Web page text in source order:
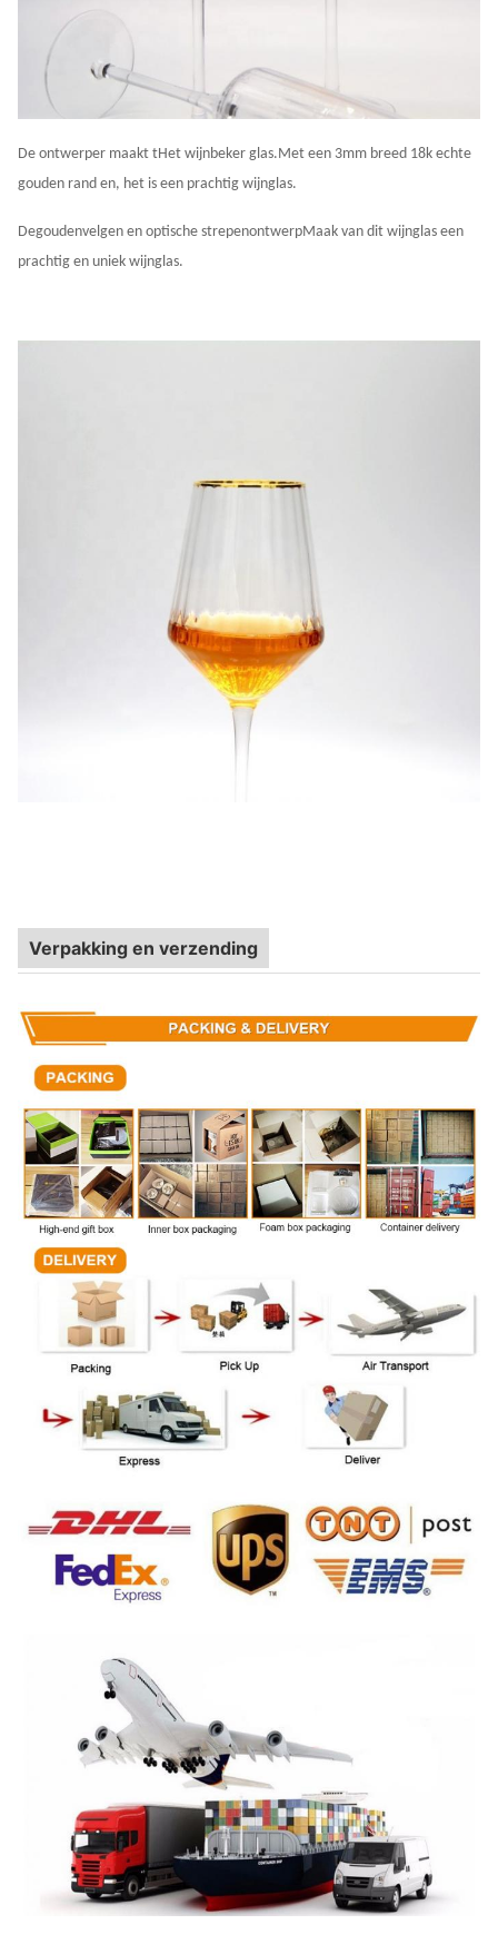
De ontwerper maakt tHet wijnbeker glas.Met een 3mm breed 18k echte
gouden rand en, het is een prachtig wijnglas.
Degoudenvelgen en optische strepenontwerpMaak van dit wijnglas een
prachtig en uniek wijnglas.
Verpakking en verzending